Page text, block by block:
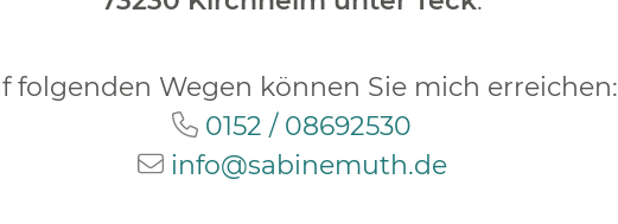
folgenden Wegen können Sie mich erreichen:
0152 / 08692530
info@sabinemuth.de